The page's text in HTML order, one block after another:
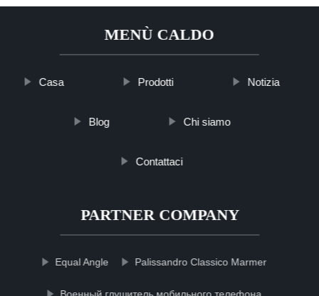
MENÙ CALDO
Casa Prodotti Notizia
Blog Chi siamo
Contattaci
PARTNER COMPANY
Equal Angle Palissandro Classico Marmer